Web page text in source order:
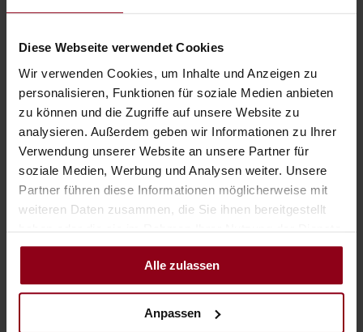
Diese Webseite verwendet Cookies
Wir verwenden Cookies, um Inhalte und Anzeigen zu
personalisieren, Funktionen für soziale Medien anbieten
zu können und die Zugriffe auf unsere Website zu
analysieren. Außerdem geben wir Informationen zu Ihrer
Verwendung unserer Website an unsere Partner für
soziale Medien, Werbung und Analysen weiter. Unsere
Partner führen diese Informationen möglicherweise mit
weiteren Daten zusammen, die Sie ihnen bereitgestellt
haben oder die sie im Rahmen Ihrer Nutzung der Dienste
gesammelt haben.
Alle zulassen
Anpassen
Alle anderen Fotos: Das Schloss an der Eisenstrasse
ARTIKEL KOMMENTIEREN
ZURÜCK ZUR ÜBERSICHT
Jetzt keinen Artikel mehr verpassen.
ZUR NEWSLETTER ANMELDUNG
Über die Autorin
Teresa Weiß interessiert sich